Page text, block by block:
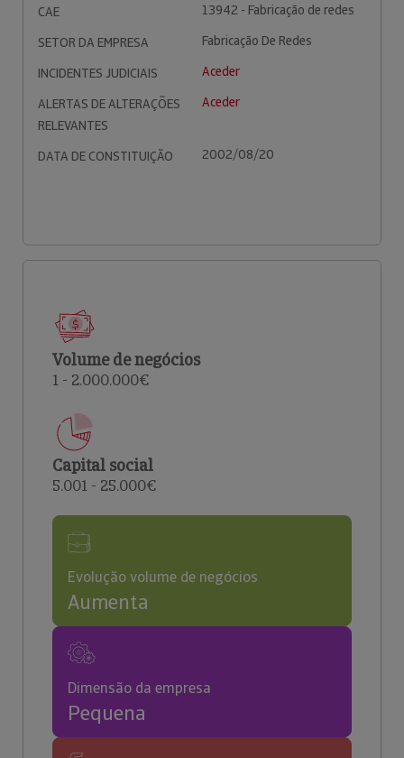
CAE
13942 - Fabricação de redes
SETOR DA EMPRESA
Fabricação De Redes
INCIDENTES JUDICIAIS
Aceder
ALERTAS DE ALTERAÇÕES
RELEVANTES
Aceder
DATA DE CONSTITUIÇÃO 2002/08/20
Volume de negócios
1 - 2.000.000€
Capital social
5.001 - 25.000€
Evolução volume de negócios
Aumenta
Dimensão da empresa
Pequena